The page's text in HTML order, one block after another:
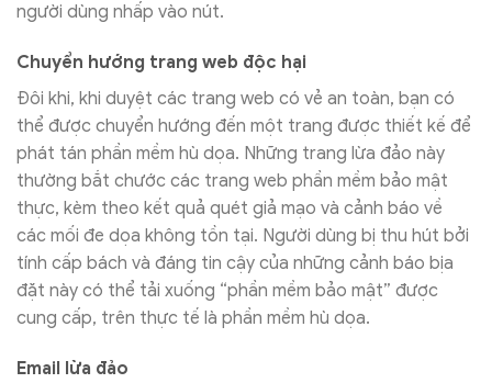
người dùng nhấp vào nút.
Chuyển hướng trang web độc hại
Đôi khi, khi duyệt các trang web có vẻ an toàn, bạn có
thể được chuyển hướng đến một trang được thiết kế để
phát tán phần mềm hù dọa. Những trang lừa đảo này
thường bắt chước các trang web phần mềm bảo mật
thực, kèm theo kết quả quét giả mạo và cảnh báo về
các mối đe dọa không tồn tại. Người dùng bị thu hút bởi
tính cấp bách và đáng tin cậy của những cảnh báo bịa
đặt này có thể tải xuống “phần mềm bảo mật” được
cung cấp, trên thực tế là phần mềm hù dọa.
Email lừa đảo